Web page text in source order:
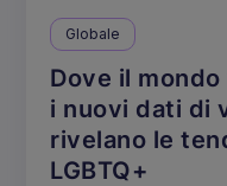
Globale
Dove il
i nuovi dati di
rivelano le
LGBTQ+